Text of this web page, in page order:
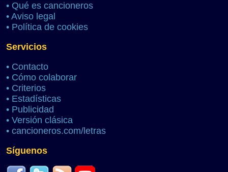
• Qué es cancioneros
• Aviso legal
• Política de cookies
Servicios
• Contacto
• Cómo colaborar
• Criterios
• Estadísticas
• Publicidad
• Versión clásica
• cancioneros.com/letras
Síguenos